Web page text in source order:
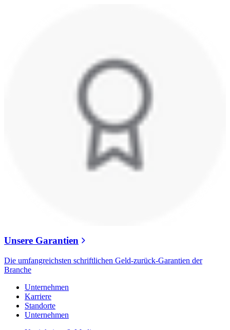
Unsere Garantien
Die umfangreichsten schriftlichen Geld-zurück-Garantien der
Branche
Unternehmen
Karriere
Standorte
Unternehmen